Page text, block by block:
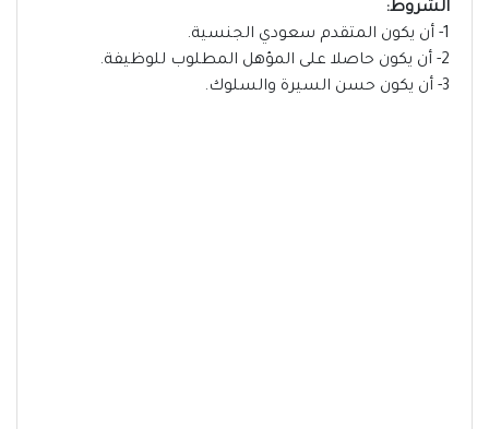
الشروط:
1- أن يكون المتقدم سعودي الجنسية.
2- أن يكون حاصلا على المؤهل المطلوب للوظيفة.
3- أن يكون حسن السيرة والسلوك.